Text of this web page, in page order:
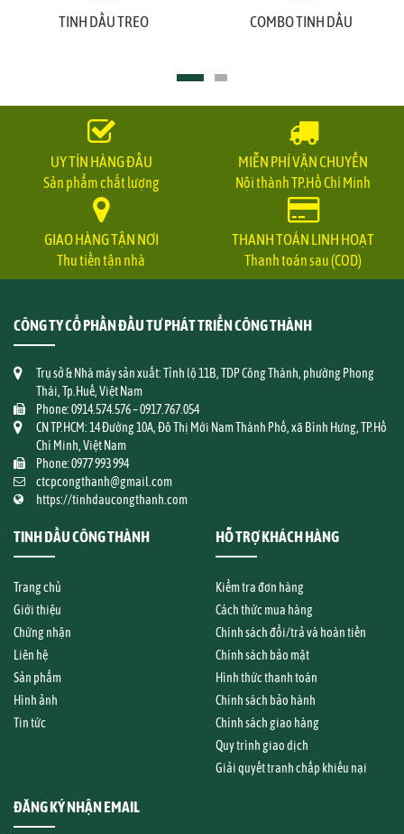
TINH DẦU TREO COMBO TINH DẦU
UY TÍN HÀNG ĐẦU
Sản phẩm chất lượng
MIỄN PHÍ VẬN CHUYỂN
Nội thành TP.Hồ Chí Minh
GIAO HÀNG TẬN NƠI
Thu tiền tận nhà
THANH TOÁN LINH HOẠT
Thanh toán sau (COD)
CÔNG TY CỔ PHẦN ĐẦU TƯ PHÁT TRIỂN CÔNG THÀNH
Trụ sở & Nhà máy sản xuất: Tỉnh lộ 11B, TDP Công Thành, phường Phong
Thái, Tp.Huế, Việt Nam
Phone: 0914.574.576 – 0917.767.054
CN TP.HCM: 14 Đường 10A, Đô Thị Mới Nam Thành Phố, xã Bình Hưng, TP.Hồ
Chí Minh, Việt Nam
Phone: 0977 993 994
ctcpcongthanh@gmail.com
https://tinhdaucongthanh.com
TINH DẦU CÔNG THÀNH
Trang chủ
Giới thiệu
Chứng nhận
Liên hệ
Sản phẩm
Hình ảnh
Tin tức
HỖ TRỢ KHÁCH HÀNG
Kiểm tra đơn hàng
Cách thức mua hàng
Chính sách đổi/trả và hoàn tiền
Chính sách bảo mật
Hình thức thanh toán
Chính sách bảo hành
Chính sách giao hàng
Quy trình giao dịch
Giải quyết tranh chấp khiếu nại
ĐĂNG KÝ NHẬN EMAIL